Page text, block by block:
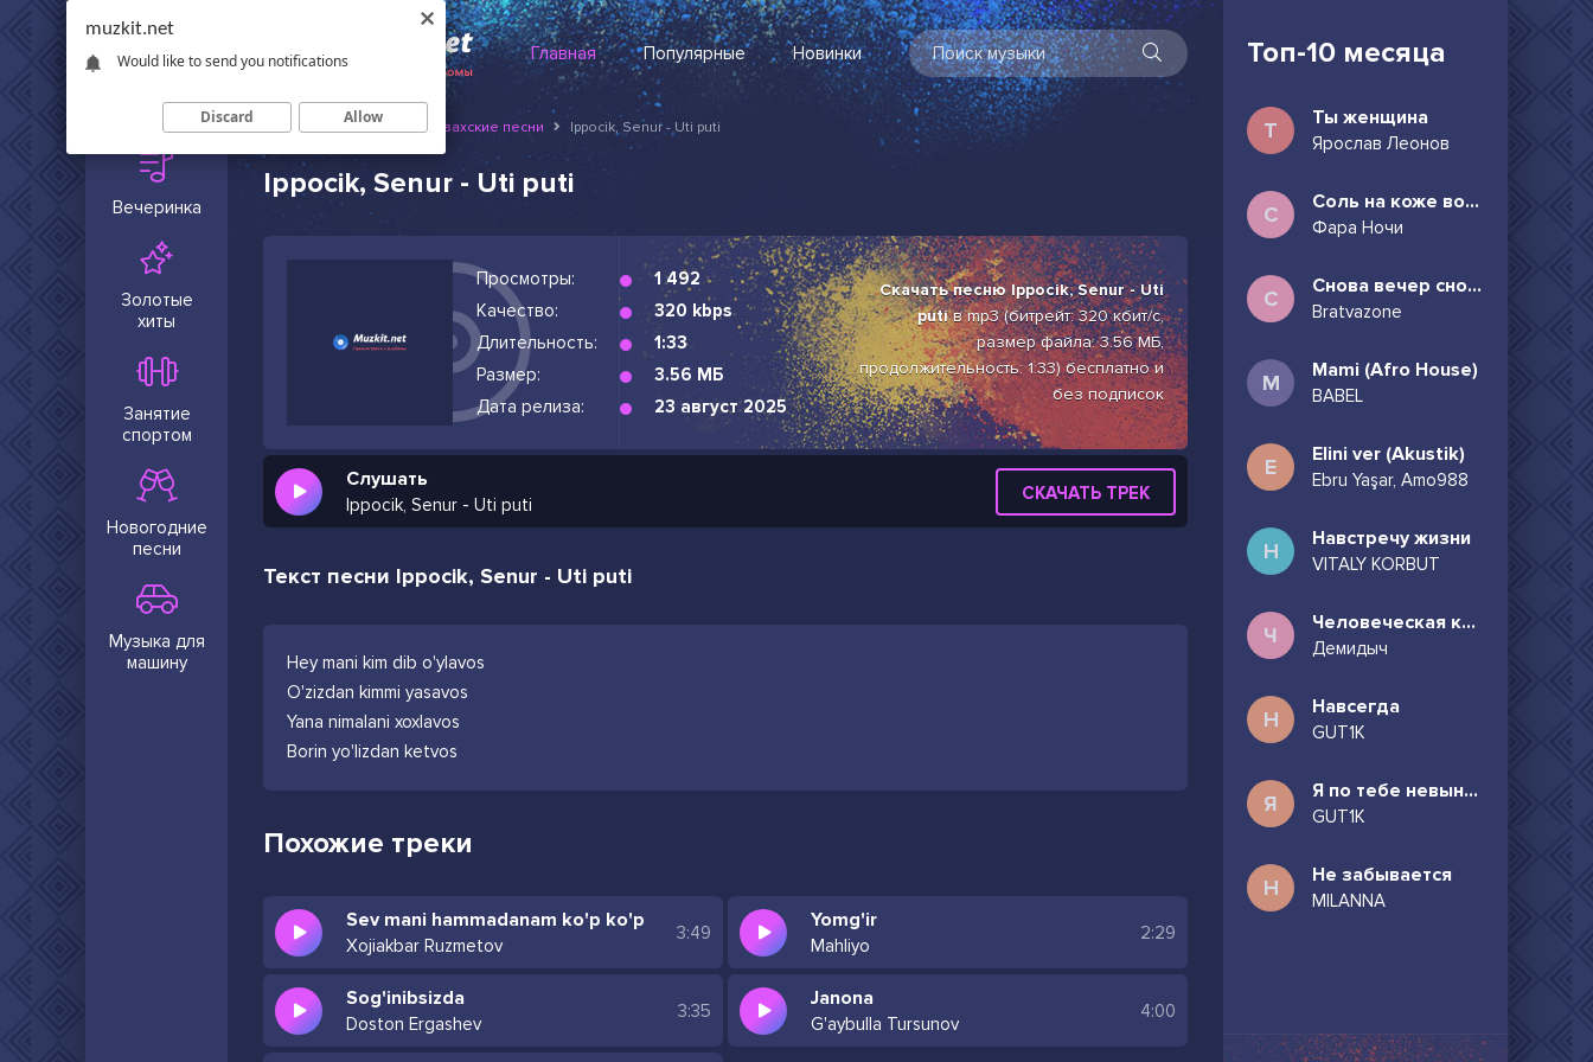
Главная Популярные
Новинки
Вечеринка
Золотые
хиты
Занятие
спортом
Новогодние
песни
Музыка для
машину
Muzkit.net Русские и казахские песни Ippocik, Senur - Uti puti
Ippocik, Senur - Uti puti
Просмотры:
1 492
Качество:
320 kbps
Длительность:
1:33
Размер:
3.56 МБ
Дата релиза:
23 август 2025
Скачать песню Ippocik, Senur - Uti
putiв mp3 (битрейт: 320 кбит/с,
размер файла: 3.56 МБ,
продолжительность: 1:33) бесплатно и
без подписок
Слушать
Ippocik, Senur - Uti puti
СКАЧАТЬ ТРЕК
Текст песни Ippocik, Senur - Uti puti
Hey mani kim dib o'ylavos
O'zizdan kimmi yasavos
Yana nimalani xoxlavos
Borin yo'lizdan ketvos
Похожие треки
Sev mani hammadanam ko'p ko'p
Xojiakbar Ruzmetov
3:49
Yomg'ir
Mahliyo
2:29
Sog'inibsizda
Doston Ergashev
3:35
Janona
G'aybulla Tursunov
4:00
Топ-10 месяца
Т Ты женщина
Ярослав Леонов
С Соль на коже волосы в пучок
Фара Ночи
С Снова вечер снова дождь может всё таки придёшь
Bratvazone
M Mami (Afro House)
BABEL
E Elini ver (Akustik)
Ebru Yaşar, Amo988
Н Навстречу жизни
VITALY KORBUT
Ч Человеческая комедия
Демидыч
Н Навсегда
GUT1K
Я Я по тебе невыносимо скучаю
GUT1K
Н Не забывается
MILANNA
muzkit.net
Would like to send you notifications
Discard Allow